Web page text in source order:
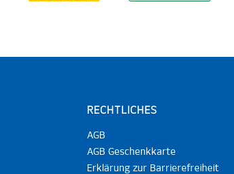
RECHTLICHES
AGB
AGB Geschenkkarte
Erklärung zur Barrierefreiheit